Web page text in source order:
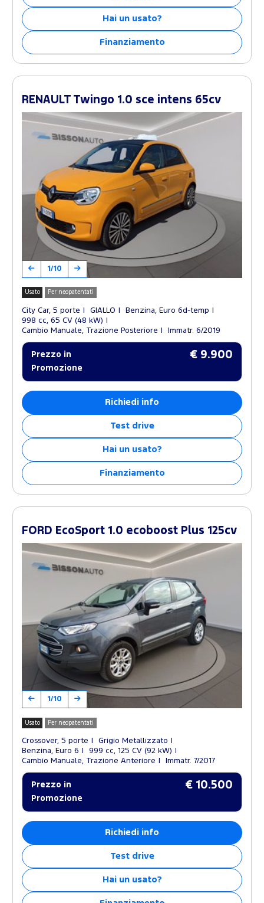
Hai un usato?
Finanziamento
RENAULT Twingo 1.0 sce intens 65cv
1/10
Usato Per neopatentati
City Car, 5 porte GIALLO
Benzina, Euro 6d-temp
998 cc, 65 CV (48 kW)
Cambio Manuale, Trazione Posteriore
Immatr. 6/2019
Prezzo in
Promozione
€ 9.900
Richiedi info
Test drive
Hai un usato?
Finanziamento
FORD EcoSport 1.0 ecoboost Plus 125cv
1/10
Usato Per neopatentati
Crossover, 5 porte
Grigio Metallizzato
Benzina, Euro 6
999 cc, 125 CV (92 kW)
Cambio Manuale, Trazione Anteriore
Immatr. 7/2017
Prezzo in
Promozione
€ 10.500
Richiedi info
Test drive
Hai un usato?